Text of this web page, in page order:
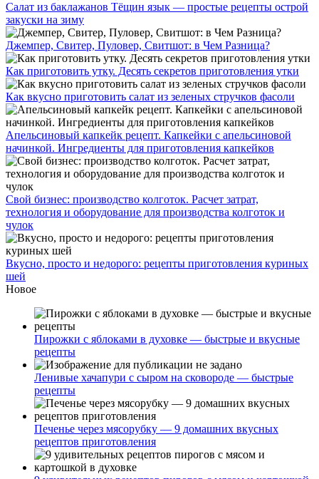
Салат из баклажанов Тёщин язык — простые рецепты острой
закуски на зиму
Джемпер, Свитер, Пуловер, Свитшот: в Чем Разница?
Как приготовить утку. Десять секретов приготовления утки
Как вкусно приготовить салат из зеленых стручков фасоли
Апельсиновый капкейк рецепт. Капкейки с апельсиновой
начинкой. Ингредиенты для приготовления капкейков
Свой бизнес: производство колготок. Расчет затрат,
технология и оборудование для производства колготок и
чулок
Вкусно, просто и недорого: рецепты приготовления куриных
шей
Новое
Пирожки с яблоками в духовке — быстрые и вкусные
рецепты
Ленивые хачапури с сыром на сковороде — быстрые
рецепты
Печенье через мясорубку — 9 домашних вкусных
рецептов приготовления